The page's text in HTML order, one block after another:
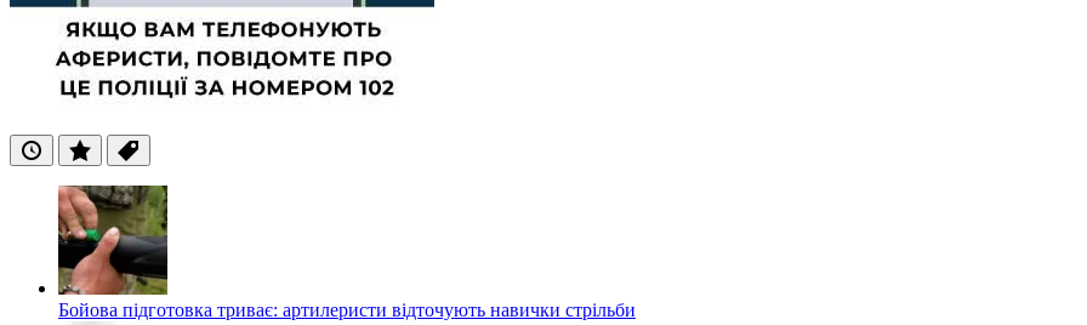
ОстанніПопулярні
Теги
Бойова підготовка триває: артилеристи відточують навички стрільби